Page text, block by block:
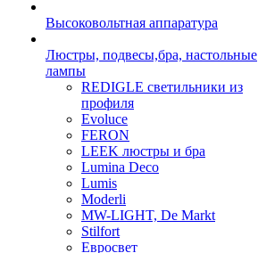
Высоковольтная аппаратура
Люстры, подвесы,бра, настольные
лампы
REDIGLE светильники из
профиля
Evoluce
FERON
LEEK люстры и бра
Lumina Deco
Lumis
Moderli
MW-LIGHT, De Markt
Stilfort
Евросвет